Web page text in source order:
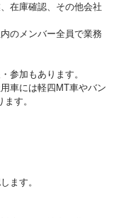
在庫確認、その他会社
のメンバー全員で業務
参加もあります。
車には軽四MT車やバン
す。
ます。